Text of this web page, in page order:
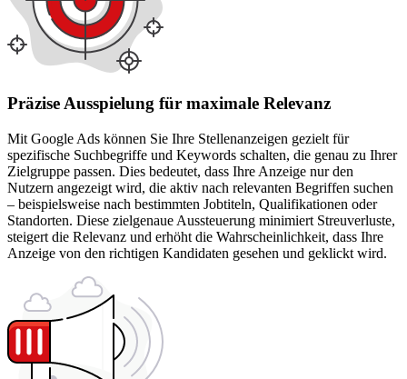
Präzise Ausspielung für maximale Relevanz
Mit Google Ads können Sie Ihre Stellenanzeigen gezielt für
spezifische Suchbegriffe und Keywords schalten, die genau zu Ihrer
Zielgruppe passen. Dies bedeutet, dass Ihre Anzeige nur den
Nutzern angezeigt wird, die aktiv nach relevanten Begriffen suchen
– beispielsweise nach bestimmten Jobtiteln, Qualifikationen oder
Standorten. Diese zielgenaue Aussteuerung minimiert Streuverluste,
steigert die Relevanz und erhöht die Wahrscheinlichkeit, dass Ihre
Anzeige von den richtigen Kandidaten gesehen und geklickt wird.